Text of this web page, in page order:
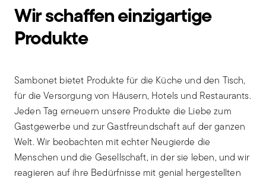
Wir schaffen einzigartige
Produkte
Sambonet bietet Produkte für die Küche und den Tisch,
für die Versorgung von Häusern, Hotels und Restaurants.
Jeden Tag erneuern unsere Produkte die Liebe zum
Gastgewerbe und zur Gastfreundschaft auf der ganzen
Welt. Wir beobachten mit echter Neugierde die
Menschen und die Gesellschaft, in der sie leben, und wir
reagieren auf ihre Bedürfnisse mit genial hergestellten